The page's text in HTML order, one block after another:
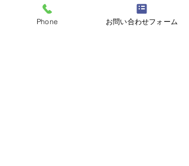
10kg/20kg
Phone お問い合わせフォーム